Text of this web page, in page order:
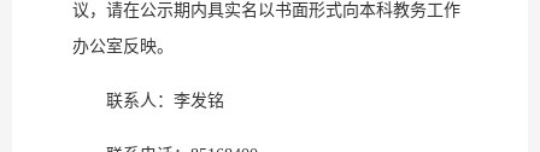
议，请在公示期内具实名以书面形式向本科教务工作
办公室反映。
联系人：李发铭